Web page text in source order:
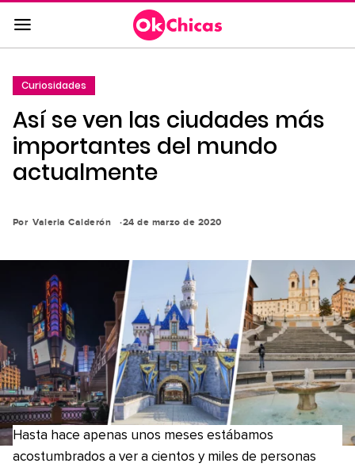
Saltar
al
contenido
a
la
navegación
principal
Curiosidades
Así se ven las ciudades más
importantes del mundo
actualmente
Por Valeria Calderón 24 de marzo de 2020
Hasta hace apenas unos meses estábamos
acostumbrados a ver a cientos y miles de personas